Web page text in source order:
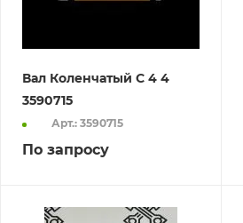
Вал Коленчатый C 4 4
3590715
Арт.: 3590715
По запросу